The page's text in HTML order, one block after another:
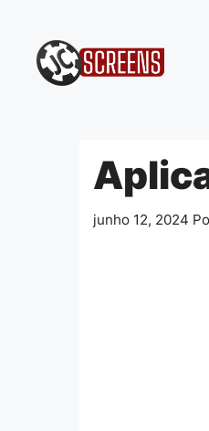
conteúdo
junho 12, 2024